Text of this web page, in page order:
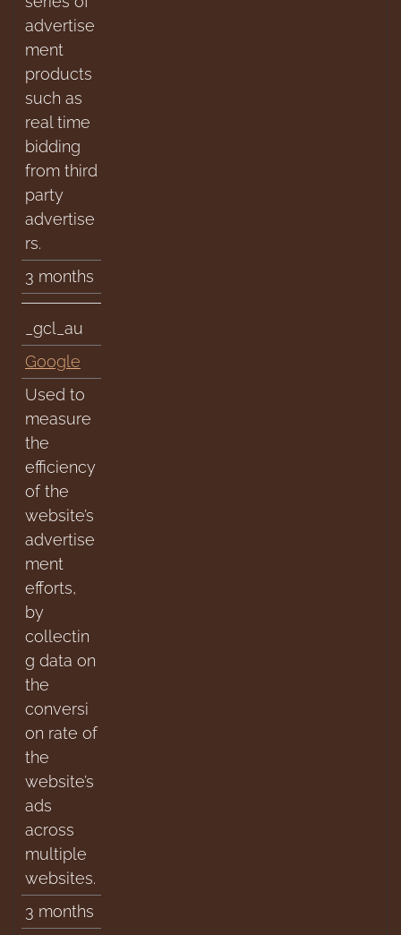
advertise
ment
products
such as
real time
bidding
from third
party
advertise
rs.
3 months
_gcl_au
Google
Used to
measure
the
efficiency
of the
website’s
advertise
ment
efforts,
by
collectin
g data on
the
conversi
on rate of
the
website’s
ads
across
multiple
websites.
3 months